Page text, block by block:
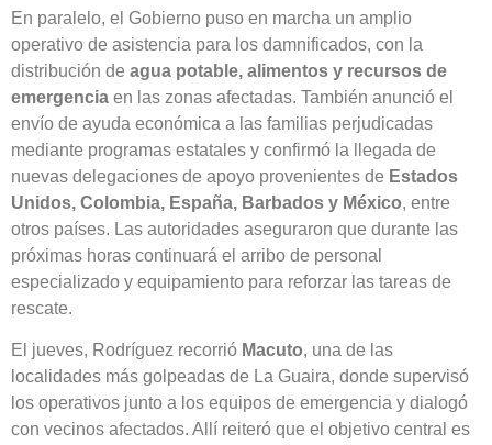
En paralelo, el Gobierno puso en marcha un amplio
operativo de asistencia para los damnificados, con la
distribución de agua potable, alimentos y recursos de
emergencia en las zonas afectadas. También anunció el
envío de ayuda económica a las familias perjudicadas
mediante programas estatales y confirmó la llegada de
nuevas delegaciones de apoyo provenientes de Estados
Unidos, Colombia, España, Barbados y México, entre
otros países. Las autoridades aseguraron que durante las
próximas horas continuará el arribo de personal
especializado y equipamiento para reforzar las tareas de
rescate.
El jueves, Rodríguez recorrió Macuto, una de las
localidades más golpeadas de La Guaira, donde supervisó
los operativos junto a los equipos de emergencia y dialogó
con vecinos afectados. Allí reiteró que el objetivo central es